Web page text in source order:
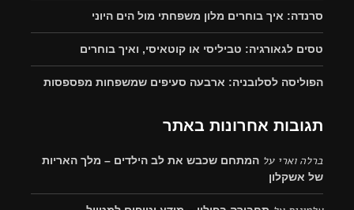
סרנדה: איך בוחרים מלון משפחתי מול הים היוני
טסים לגאורגיה: טביליסי או קוטאיסי, ואיך בוחרים
הפוליסה לסלובניה: ארבעה סעיפים שמשפחות מפספסות
תגובות אחרונות באתר
ברלה וארי על המתחם שכבש את לב הילדים – מלך האריות
של אשקלון